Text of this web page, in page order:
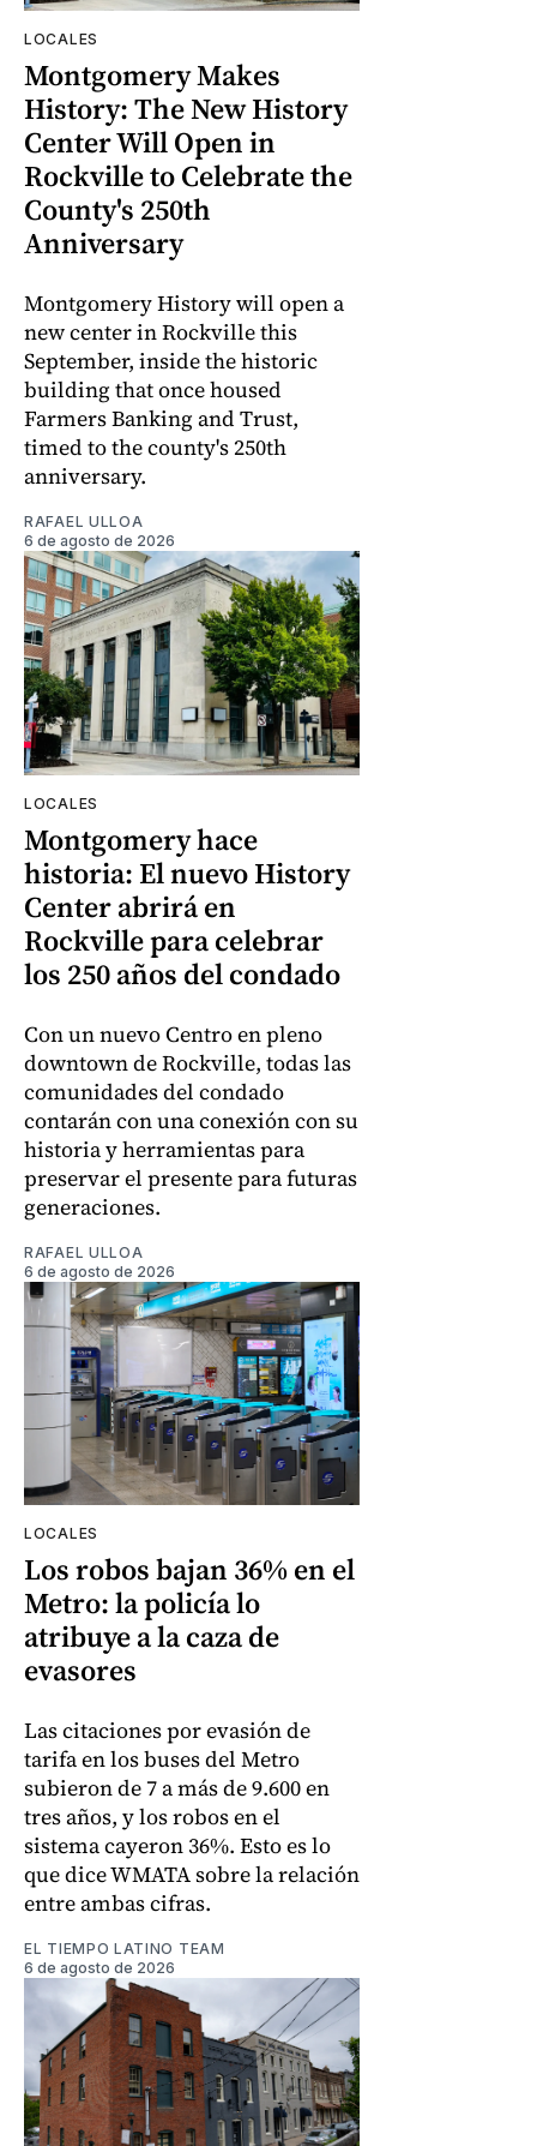
LOCALES
Montgomery Makes
History: The New History
Center Will Open in
Rockville to Celebrate the
County's 250th
Anniversary
Montgomery History will open a
new center in Rockville this
September, inside the historic
building that once housed
Farmers Banking and Trust,
timed to the county's 250th
anniversary.
RAFAEL ULLOA
6 de agosto de 2026
LOCALES
Montgomery hace
historia: El nuevo History
Center abrirá en
Rockville para celebrar
los 250 años del condado
Con un nuevo Centro en pleno
downtown de Rockville, todas las
comunidades del condado
contarán con una conexión con su
historia y herramientas para
preservar el presente para futuras
generaciones.
RAFAEL ULLOA
6 de agosto de 2026
LOCALES
Los robos bajan 36% en el
Metro: la policía lo
atribuye a la caza de
evasores
Las citaciones por evasión de
tarifa en los buses del Metro
subieron de 7 a más de 9.600 en
tres años, y los robos en el
sistema cayeron 36%. Esto es lo
que dice WMATA sobre la relación
entre ambas cifras.
EL TIEMPO LATINO TEAM
6 de agosto de 2026